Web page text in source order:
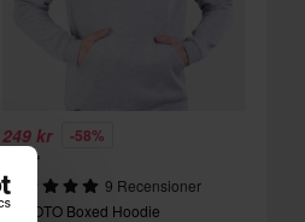
249 kr -58%
599 kr
9 Recensioner
XLMOTO Boxed Hoodie